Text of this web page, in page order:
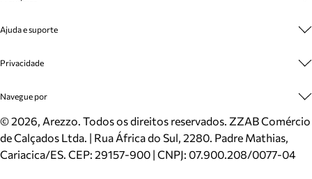
Cashback
Venda Corporativa
Mapa do Site
Inverno
Mundo Arezzo
Plano de Negócio
Ajuda e suporte
Cadastro
Meus Pedidos
Trocas e Devoluções
Cartão Presente
Localizador de lojas
Privacidade
Politica e Privacidade
Navegue por
Sapatos
Bolsas
Scarpins
©2026, Arezzo. Todos os direitos reservados. ZZAB Comércio
de Calçados Ltda. | Rua África do Sul, 2280. Padre Mathias,
Cariacica/ES. CEP: 29157-900 | CNPJ: 07.900.208/0077-04